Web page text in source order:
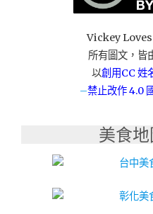
Vickey
所有圖文，皆
以創用CC 姓
–禁止改作4.0
美食